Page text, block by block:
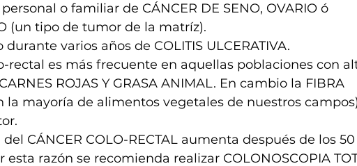
o familiar de CÁNCER DE SENO, OVARIO ó
(un tipo de tumor de la matríz).
varios años de COLITIS ULCERATIVA.
rectal es más frecuente en aquellas poblaciones con
ROJAS Y GRASA ANIMAL. En cambio la FIBRA
la mayoría de alimentos vegetales de nuestros
CÁNCER COLO-RECTAL aumenta después de los
esta razón se recomienda realizar COLONOSCOPIA